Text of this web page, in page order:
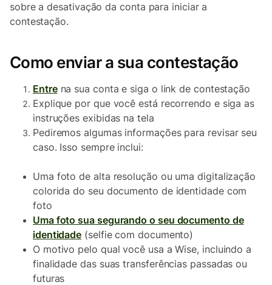
sobre a desativação da conta para iniciar a
contestação.
Como enviar a sua contestação
Entrena sua conta e siga o link de contestação
Explique por que você está recorrendo e siga as
instruções exibidas na tela
Pediremos algumas informações para revisar seu
caso. Isso sempre inclui:
Uma foto de alta resolução ou uma digitalização
colorida do seu documento de identidade com
foto
Uma foto sua segurando o seu documento de
identidade (selfie com documento)
O motivo pelo qual você usa a Wise, incluindo a
finalidade das suas transferências passadas ou
futuras